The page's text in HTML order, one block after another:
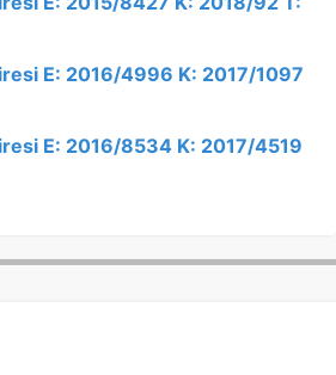
E: 2016/4996 K: 2017/1097
E: 2016/8534 K: 2017/4519